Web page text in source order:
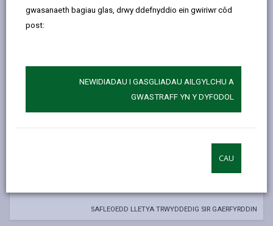
gwasanaeth bagiau glas, drwy ddefnyddio ein gwiriwr côd
post:
NEWIDIADAU I GASGLIADAU AILGYLCHU A
GWASTRAFF YN Y DYFODOL
CAU
SAFLEOEDD LLETYA TRWYDDEDIG SIR GAERFYRDDIN